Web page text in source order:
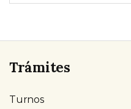
Trámites
Turnos